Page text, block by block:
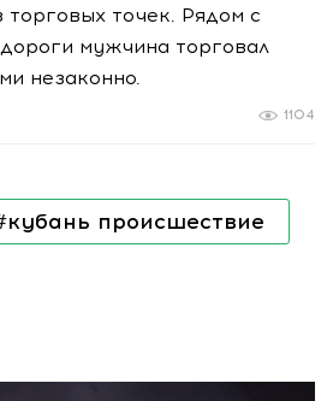
торговых точек. Рядом с
мужчина торговал
незаконно.
1104
происшествие